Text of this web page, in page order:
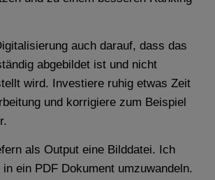
auch darauf, dass das
abgebildet ist und nicht
wird. Investiere ruhig etwas Zeit
und korrigiere zum Beispiel
als Output eine Bilddatei. Ich
ein PDF Dokument umzuwandeln.